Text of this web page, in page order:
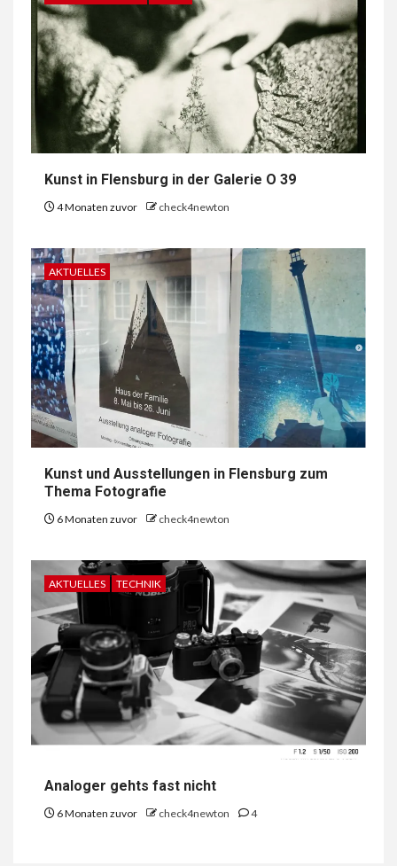
Kunst in Flensburg in der Galerie O 39
4 Monaten zuvor check4newton
AKTUELLES
Kunst und Ausstellungen in Flensburg zum
Thema Fotografie
6 Monaten zuvor check4newton
AKTUELLES TECHNIK
Analoger gehts fast nicht
6 Monaten zuvor check4newton 4